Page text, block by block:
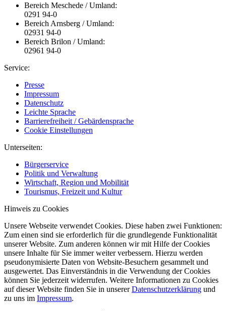
Bereich Meschede / Umland:
0291 94-0
Bereich Arnsberg / Umland:
02931 94-0
Bereich Brilon / Umland:
02961 94-0
Service:
Presse
Impressum
Datenschutz
Leichte Sprache
Barrierefreiheit / Gebärdensprache
Cookie Einstellungen
Unterseiten:
Bürgerservice
Politik und Verwaltung
Wirtschaft, Region und Mobilität
Tourismus, Freizeit und Kultur
Hinweis zu Cookies
Unsere Webseite verwendet Cookies. Diese haben zwei Funktionen:
Zum einen sind sie erforderlich für die grundlegende Funktionalität
unserer Website. Zum anderen können wir mit Hilfe der Cookies
unsere Inhalte für Sie immer weiter verbessern. Hierzu werden
pseudonymisierte Daten von Website-Besuchern gesammelt und
ausgewertet. Das Einverständnis in die Verwendung der Cookies
können Sie jederzeit widerrufen. Weitere Informationen zu Cookies
auf dieser Website finden Sie in unsererDatenschutzerklärung und
zu uns im Impressum.